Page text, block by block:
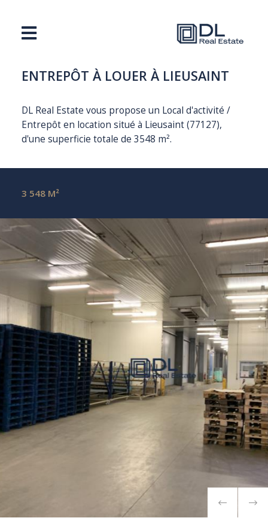
ENTREPÔT À LOUER À LIEUSAINT
DL Real Estate vous propose un Local d'activité /
Entrepôt en location situé à Lieusaint (77127),
d'une superficie totale de 3548 m².
3 548 M²